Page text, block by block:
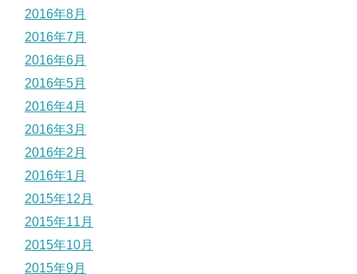
2016年8月
2016年7月
2016年6月
2016年5月
2016年4月
2016年3月
2016年2月
2016年1月
2015年12月
2015年11月
2015年10月
2015年9月